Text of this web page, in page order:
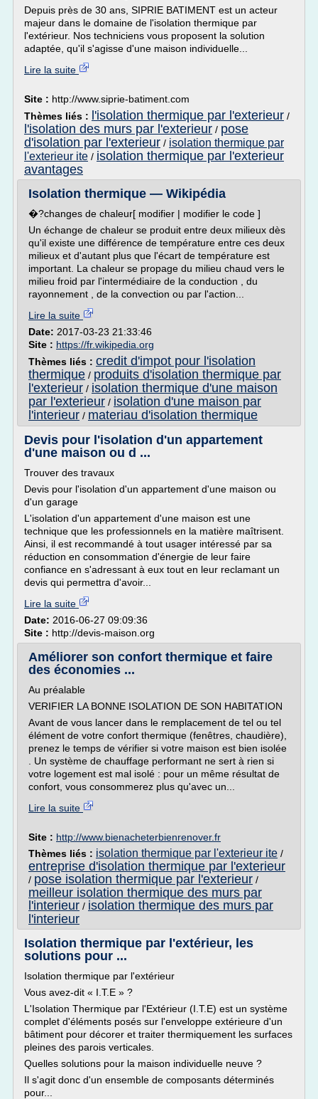
Depuis près de 30 ans, SIPRIE BATIMENT est un acteur
majeur dans le domaine de l'isolation thermique par
l'extérieur. Nos techniciens vous proposent la solution
adaptée, qu'il s'agisse d'une maison individuelle...
Lire la suite
Site : http://www.siprie-batiment.com
Thèmes liés :
l'isolation thermique par l'exterieur /
l'isolation des murs par l'exterieur / pose
d'isolation par l'exterieur / isolation thermique par
l'exterieur ite / isolation thermique par l'exterieur
avantages
Isolation thermique — Wikipédia
�?changes de chaleur[ modifier | modifier le code ]
Un échange de chaleur se produit entre deux milieux dès
qu'il existe une différence de température entre ces deux
milieux et d'autant plus que l'écart de température est
important. La chaleur se propage du milieu chaud vers le
milieu froid par l'intermédiaire de la conduction , du
rayonnement , de la convection ou par l'action...
Lire la suite
Date: 2017-03-23 21:33:46
Site : https://fr.wikipedia.org
Thèmes liés : credit d'impot pour l'isolation
thermique / produits d'isolation thermique par
l'exterieur / isolation thermique d'une maison
par l'exterieur / isolation d'une maison par
l'interieur / materiau d'isolation thermique
Devis pour l'isolation d'un appartement
d'une maison ou d ...
Trouver des travaux
Devis pour l'isolation d'un appartement d'une maison ou
d'un garage
L'isolation d'un appartement d'une maison est une
technique que les professionnels en la matière maîtrisent.
Ainsi, il est recommandé à tout usager intéressé par sa
réduction en consommation d'énergie de leur faire
confiance en s'adressant à eux tout en leur reclamant un
devis qui permettra d'avoir...
Lire la suite
Date: 2016-06-27 09:09:36
Site : http://devis-maison.org
Améliorer son confort thermique et faire
des économies ...
Au préalable
VERIFIER LA BONNE ISOLATION DE SON HABITATION
Avant de vous lancer dans le remplacement de tel ou tel
élément de votre confort thermique (fenêtres, chaudière),
prenez le temps de vérifier si votre maison est bien isolée
. Un système de chauffage performant ne sert à rien si
votre logement est mal isolé : pour un même résultat de
confort, vous consommerez plus qu'avec un...
Lire la suite
Site : http://www.bienacheterbienrenover.fr
Thèmes liés : isolation thermique par l'exterieur ite /
entreprise d'isolation thermique par l'exterieur
/ pose isolation thermique par l'exterieur /
meilleur isolation thermique des murs par
l'interieur / isolation thermique des murs par
l'interieur
Isolation thermique par l'extérieur, les
solutions pour ...
Isolation thermique par l'extérieur
Vous avez-dit « I.T.E » ?
L'Isolation Thermique par l'Extérieur (I.T.E) est un système
complet d'éléments posés sur l'enveloppe extérieure d'un
bâtiment pour décorer et traiter thermiquement les surfaces
pleines des parois verticales.
Quelles solutions pour la maison individuelle neuve ?
Il s'agit donc d'un ensemble de composants déterminés
pour...